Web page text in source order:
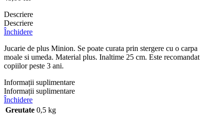
Descriere
Descriere
Închidere
Jucarie de plus Minion. Se poate curata prin stergere cu o carpa
moale si umeda. Material plus. Inaltime 25 cm. Este recomandat
copiilor peste 3 ani.
Informații suplimentare
Informații suplimentare
Închidere
Greutate 0,5 kg